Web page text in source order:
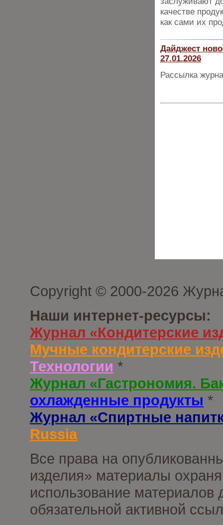
качестве
как сами их
Дайджест
27.01.2026
Рассылка
Copyright © 2000-2026
Наши интернет-ресурсы:
Журнал «Кондитерские
Мучные кондитерские
Технологии *
Журнал «Гастрономия.
охлажденные продукты *
Журнал «Спиртные
Russia
Все права на
изделия» материалы
использование материалов
обязательной активной